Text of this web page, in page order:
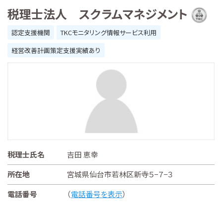
税理士法人 スクラムマネジメント
認定支援機関
TKCモニタリング情報サービス利用
経営改善計画策定支援実績あり
税理士氏名
吉田 恵幸
所在地
宮城県仙台市若林区新寺５−７−３
電話番号
（電話番号を表示）